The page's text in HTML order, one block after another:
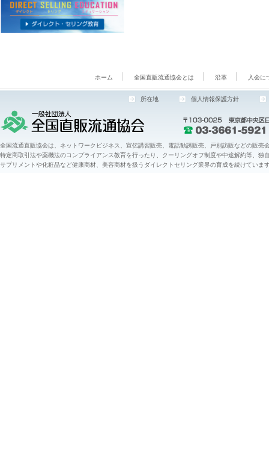
ホーム 全国直販流通協会とは 沿革 入会に
所在地 個人情報保護方針
全国流通直販協会は、ネットワークビジネス、宣伝講習販売、電話勧誘販売、戸別訪販などの販売
特定商取引法や薬機法のコンプライアンス教育を行ったり、クーリングオフ制度や中途解約等、
サプリメントや化粧品など健康商材、美容商材を扱うダイレクトセリング業界の育成を続けていま